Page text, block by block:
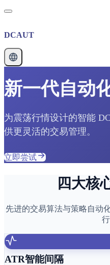
DCAUT
新一代自动
为震荡行情设计的智能
供更灵活的交易管理。
立即尝试
四大核
先进的交易算法与策略自动
ATR智能间隔